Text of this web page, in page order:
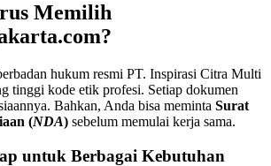
Memilih
hukum resmi PT. Inspirasi Citra Multi
tinggi kode etik profesi. Setiap dokumen
Bahkan, Anda bisa meminta Surat
(NDA) sebelum memulai kerja sama.
untuk Berbagai Kebutuhan